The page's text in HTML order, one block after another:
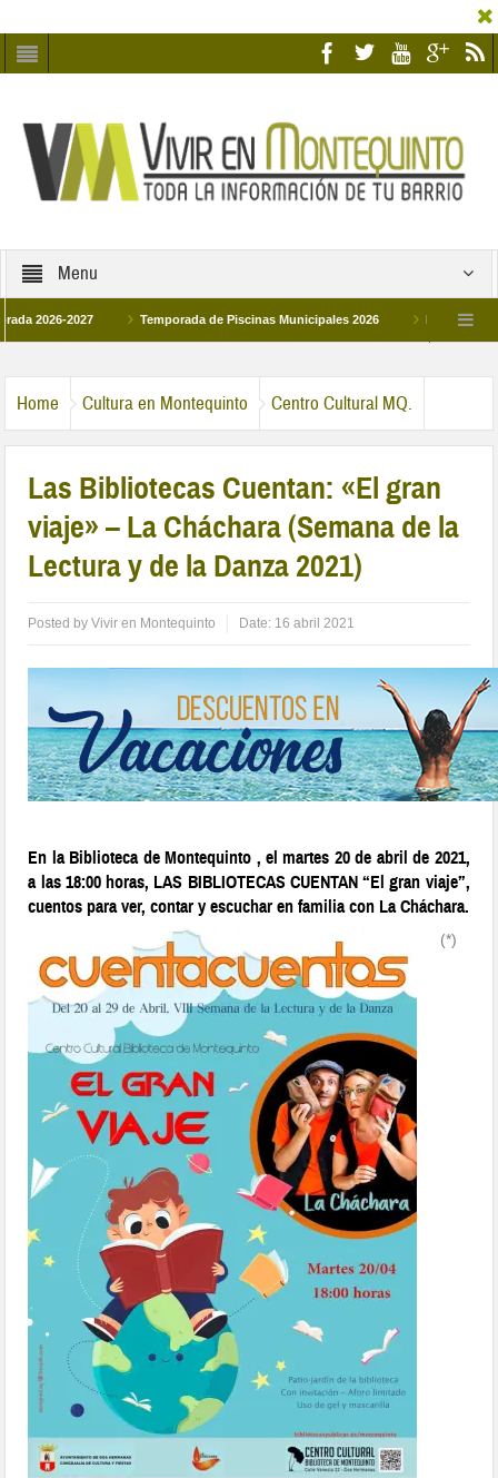
Menu
2027 Temporada de Piscinas Municipales 2026 Los Campus de
Home Cultura en Montequinto Centro Cultural MQ.
Las Bibliotecas Cuentan: «El gran
viaje» – La Cháchara (Semana de la
Lectura y de la Danza 2021)
Posted byVivir en Montequinto Date: 16 abril 2021
En la Biblioteca de Montequinto , el martes 20 de abril de 2021,
a las 18:00 horas, LAS BIBLIOTECAS CUENTAN “El gran viaje”,
cuentos para ver, contar y escuchar en familia con La Cháchara.
(*)